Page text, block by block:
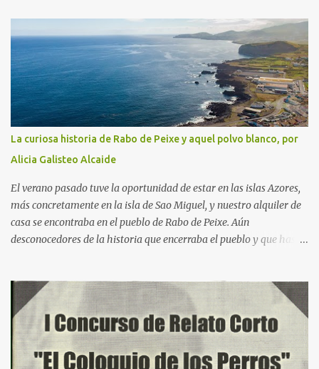
él mismo en el programa "El pelotazo" de Canal Sur.
La curiosa historia de Rabo de Peixe y aquel polvo blanco, por
Alicia Galisteo Alcaide
El verano pasado tuve la oportunidad de estar en las islas Azores,
más concretamente en la isla de Sao Miguel, y nuestro alquiler de
casa se encontraba en el pueblo de Rabo de Peixe. Aún
desconocedores de la historia que encerraba el pueblo y que hasta
características de este paraje natural, veíamos cómo los bares
estaban llenos, la gente de semblante alegre, de tez morena
siempre amables con los visitantes, mostraban una piel trabajada
y arrugada mayoritariamente. El último día de viaje, durante el
“free tour” en Ponta Delgada, fue cuando nos contaron la historia